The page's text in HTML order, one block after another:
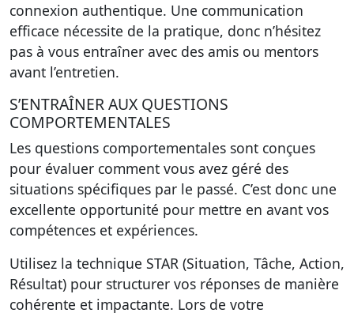
connexion authentique. Une communication
efficace nécessite de la pratique, donc n’hésitez
pas à vous entraîner avec des amis ou mentors
avant l’entretien.
S’ENTRAÎNER AUX QUESTIONS
COMPORTEMENTALES
Les questions comportementales sont conçues
pour évaluer comment vous avez géré des
situations spécifiques par le passé. C’est donc une
excellente opportunité pour mettre en avant vos
compétences et expériences.
Utilisez la technique STAR (Situation, Tâche, Action,
Résultat) pour structurer vos réponses de manière
cohérente et impactante. Lors de votre